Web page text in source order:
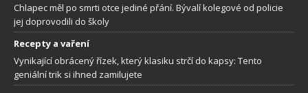
Chlapec měl po smrti otce jediné přání. Bývalí kolegové od policie
jej doprovodili do školy
Recepty a vaření
Vynikající obrácený řízek, který klasiku strčí do kapsy: Tento
geniální trik si ihned zamilujete